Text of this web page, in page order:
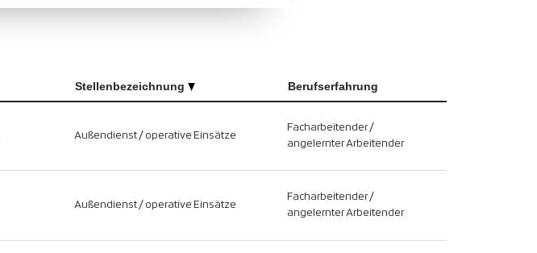
Stellenbezeichnung Berufserfahrung
Außendienst / operative Einsätze
Facharbeitender /
angelernter Arbeitender
Außendienst / operative Einsätze
Facharbeitender /
angelernter Arbeitender